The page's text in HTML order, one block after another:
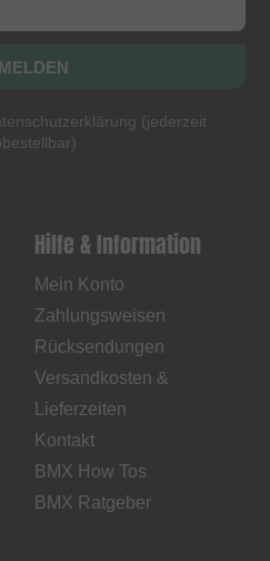
(jederzeit
)
Hilfe & Information
Mein Konto
Zahlungsweisen
Rücksendungen
Versandkosten &
Lieferzeiten
Kontakt
BMX How Tos
BMX Ratgeber